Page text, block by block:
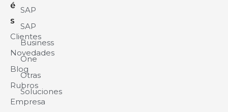
é
s
Clientes
Novedades
Blog
Rubros
Empresa
SAP
SAP
Business
One
Otras
Soluciones